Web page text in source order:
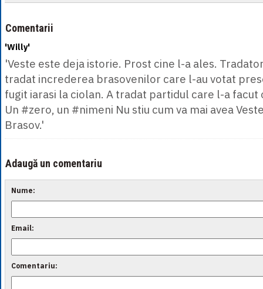
Comentarii
'Willy'
'Veste este deja istorie. Prost cine l-a ales.
tradat increderea brasovenilor care l-au votat
fugit iarasi la ciolan. A tradat partidul care l-a facut
Un #zero, un #nimeni Nu stiu cum va mai avea
Brasov.'
Adaugă un comentariu
Nume:
Email:
Comentariu: